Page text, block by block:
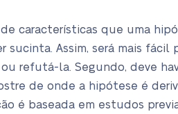
características que uma
sucinta. Assim, será mais fácil
refutá-la. Segundo, deve
de onde a hipótese é
é baseada em estudos